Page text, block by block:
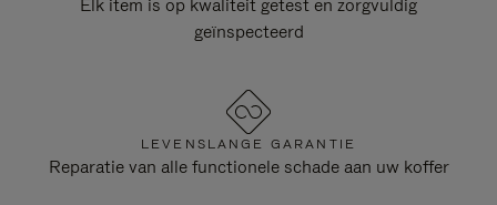
Elk item is op kwaliteit getest en zorgvuldig
geïnspecteerd
LEVENSLANGE GARANTIE
Reparatie van alle functionele schade aan uw koffer